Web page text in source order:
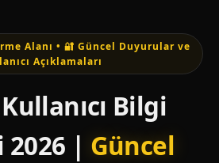
Alanı • 🔐 Güncel Duyurular ve
Açıklamaları
Bilgi
2026 | Güncel